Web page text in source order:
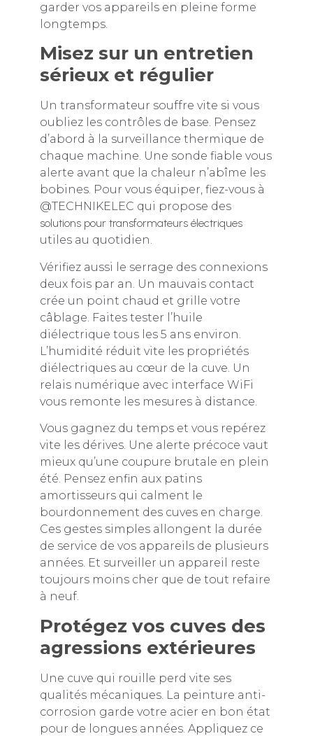
garder vos appareils en pleine forme
longtemps.
Misez sur un entretien
sérieux et régulier
Un transformateur souffre vite si vous
oubliez les contrôles de base. Pensez
d’abord à la surveillance thermique de
chaque machine. Une sonde fiable vous
alerte avant que la chaleur n’abîme les
bobines. Pour vous équiper, fiez-vous à
@TECHNIKELEC qui propose des
solutions pour transformateurs électriques
utiles au quotidien.
Vérifiez aussi le serrage des connexions
deux fois par an. Un mauvais contact
crée un point chaud et grille votre
câblage. Faites tester l’huile
diélectrique tous les 5 ans environ.
L’humidité réduit vite les propriétés
diélectriques au cœur de la cuve. Un
relais numérique avec interface WiFi
vous remonte les mesures à distance.
Vous gagnez du temps et vous repérez
vite les dérives. Une alerte précoce vaut
mieux qu’une coupure brutale en plein
été. Pensez enfin aux patins
amortisseurs qui calment le
bourdonnement des cuves en charge.
Ces gestes simples allongent la durée
de service de vos appareils de plusieurs
années. Et surveiller un appareil reste
toujours moins cher que de tout refaire
à neuf.
Protégez vos cuves des
agressions extérieures
Une cuve qui rouille perd vite ses
qualités mécaniques. La peinture anti-
corrosion garde votre acier en bon état
pour de longues années. Appliquez ce